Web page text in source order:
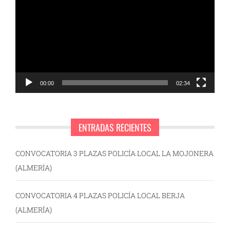
00:00 02:34
ENTRADAS RECIENTES
CONVOCATORIA 3 PLAZAS POLICÍA LOCAL LA MOJONERA
(ALMERÍA)
CONVOCATORIA 4 PLAZAS POLICÍA LOCAL BERJA
(ALMERÍA)